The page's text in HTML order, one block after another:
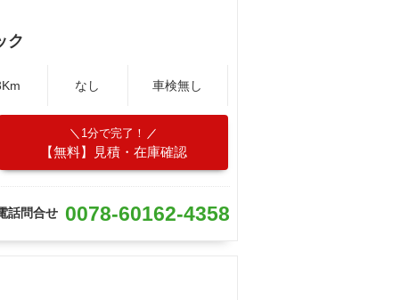
ク
なし 車検無し
1分で完了！
【無料】見積・在庫確認
話問合せ 0078-60162-4358